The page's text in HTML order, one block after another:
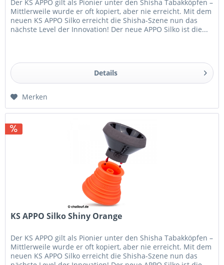
Der KS APPO gilt als Pionier unter den Shisha Tabakköpfen –
Mittlerweile wurde er oft kopiert, aber nie erreicht. Mit dem
neuen KS APPO Silko erreicht die Shisha-Szene nun das
nächste Level der Innovation! Der neue APPO Silko ist die...
Details
Merken
KS APPO Silko Shiny Orange
Der KS APPO gilt als Pionier unter den Shisha Tabakköpfen –
Mittlerweile wurde er oft kopiert, aber nie erreicht. Mit dem
neuen KS APPO Silko erreicht die Shisha-Szene nun das